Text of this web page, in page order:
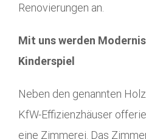
Renovierungen an.
Mit uns werden
Kinderspiel
Neben den genannten
KfW-Effizienzhäuser
eine Zimmerei. Das